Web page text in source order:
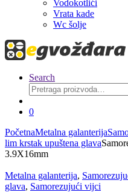
Vodokotlići
Vrata kade
Wc šolje
Search
Pretraga
za:
0
PočetnaMetalna galanterija
lim krstak upuštena glava
3.9X16mm
Metalna galanterija,
glava, Samorezujući vijci